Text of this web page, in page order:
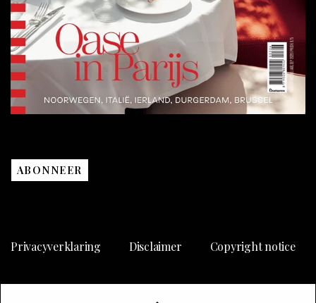
ABONNEER
Privacyverklaring Disclaimer Copyright notice